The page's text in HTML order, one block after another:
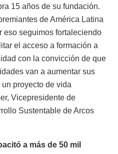
15 años de su fundación.
de América Latina
eso seguimos fortaleciendo
el acceso a formación a
con la convicción de que
van a aumentar sus
proyecto de vida
Vicepresidente de
Sustentable de Arcos
a más de 50 mil